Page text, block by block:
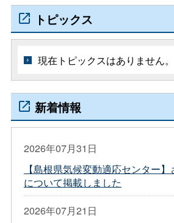
トピックス
現在トピックスはありません。
新着情報
2026年07月31日
【島根県気候変動適応センター
について掲載しました
2026年07月21日